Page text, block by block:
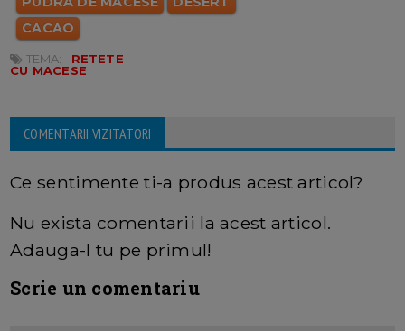
CACAO
TEMA:
RETETE
CU MACESE
COMENTARII VIZITATORI
Ce sentimente ti-a produs acest articol?
Nu exista comentarii la acest articol.
Adauga-l tu pe primul!
Scrie un comentariu